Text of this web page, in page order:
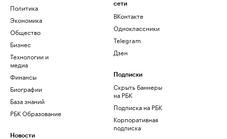
Политика
Экономика
Общество
Бизнес
Технологии и
медиа
Финансы
Биографии
База знаний
РБК Образование
Новости
сети
ВКонтакте
Одноклассники
Telegram
Дзен
Подписки
Скрыть баннеры
на РБК
Подписка на РБК
Корпоративная
подписка